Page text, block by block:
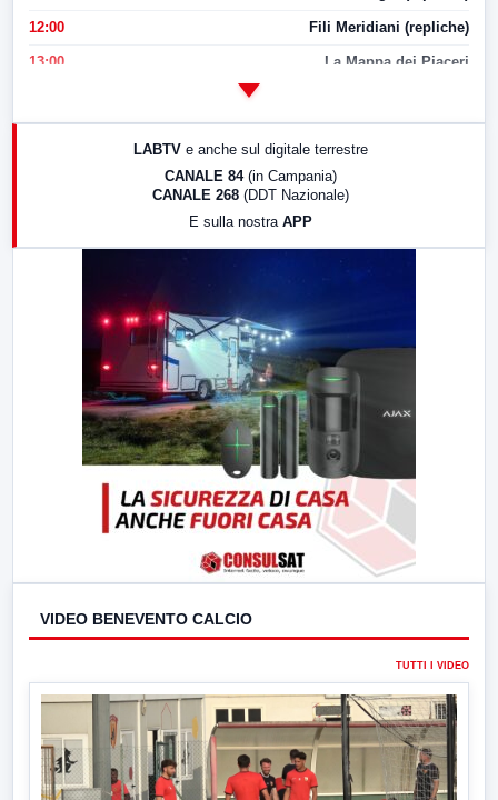
12:00 Fili Meridiani (repliche)
13:00 La Mappa dei Piaceri
LABTV e anche sul digitale terrestre
CANALE 84 (in Campania)
CANALE 268 (DDT Nazionale)
E sulla nostra APP
VIDEO BENEVENTO CALCIO
TUTTI I VIDEO